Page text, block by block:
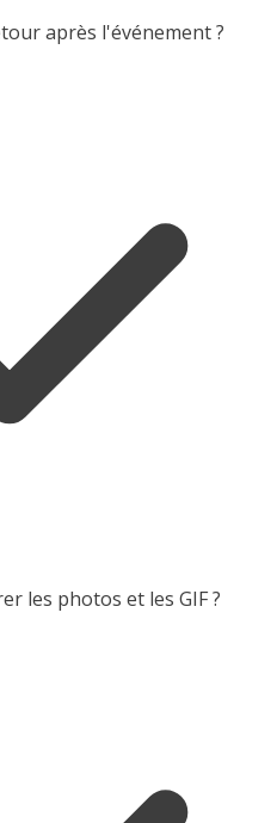
après l'événement ?
les photos et les GIF ?